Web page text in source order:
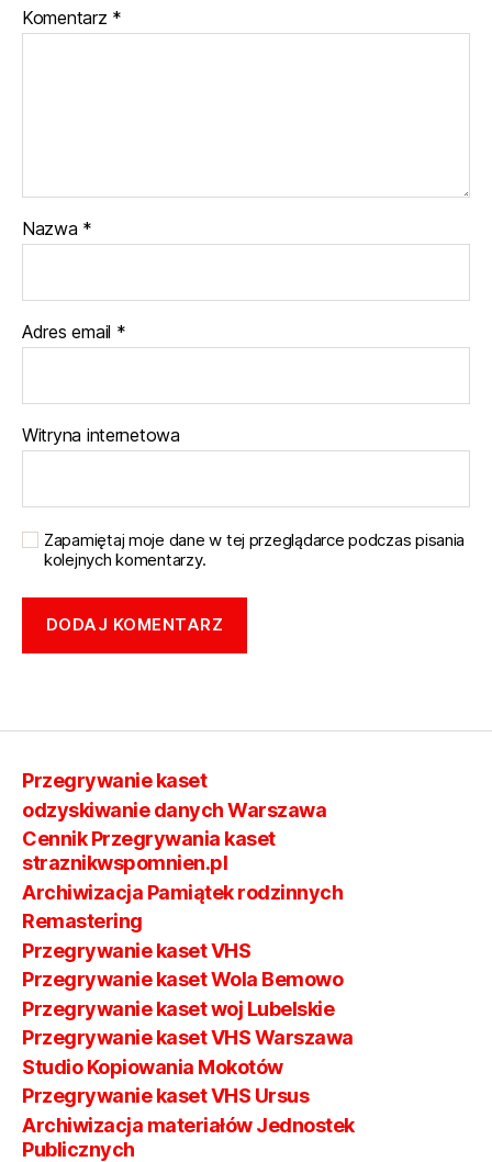
Komentarz *
Nazwa *
Adres email *
Witryna internetowa
Zapamiętaj moje dane w tej przeglądarce podczas pisania
kolejnych komentarzy.
Przegrywanie kaset
odzyskiwanie danych Warszawa
Cennik Przegrywania kaset
straznikwspomnien.pl
Archiwizacja Pamiątek rodzinnych
Remastering
Przegrywanie kaset VHS
Przegrywanie kaset Wola Bemowo
Przegrywanie kaset woj Lubelskie
Przegrywanie kaset VHS Warszawa
Studio Kopiowania Mokotów
Przegrywanie kaset VHS Ursus
Archiwizacja materiałów Jednostek
Publicznych